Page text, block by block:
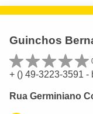
Guinchos
+ () 49-3223-3591 -
Rua Germiniano